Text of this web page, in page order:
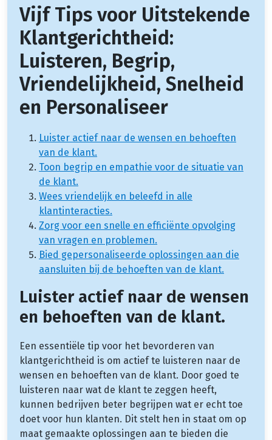
Vijf Tips voor Uitstekende
Klantgerichtheid:
Luisteren, Begrip,
Vriendelijkheid, Snelheid
en Personaliseer
Luister actief naar de wensen en behoeften
van de klant.
Toon begrip en empathie voor de situatie van
de klant.
Wees vriendelijk en beleefd in alle
klantinteracties.
Zorg voor een snelle en efficiënte opvolging
van vragen en problemen.
Bied gepersonaliseerde oplossingen aan die
aansluiten bij de behoeften van de klant.
Luister actief naar de wensen
en behoeften van de klant.
Een essentiële tip voor het bevorderen van
klantgerichtheid is om actief te luisteren naar de
wensen en behoeften van de klant. Door goed te
luisteren naar wat de klant te zeggen heeft,
kunnen bedrijven beter begrijpen wat er echt toe
doet voor hun klanten. Dit stelt hen in staat om op
maat gemaakte oplossingen aan te bieden die